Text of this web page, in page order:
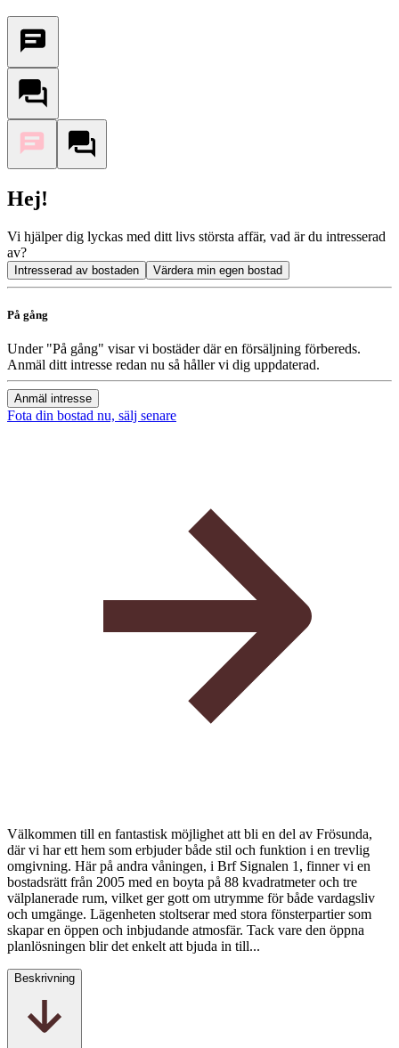
Hej!
Vi hjälper dig lyckas med ditt livs största affär, vad är du intresserad
av?
Intresserad av bostaden Värdera min egen bostad
På gång
Under "På gång" visar vi bostäder där en försäljning förbereds.
Anmäl ditt intresse redan nu så håller vi dig uppdaterad.
Anmäl intresse
Fota din bostad nu, sälj senare
Välkommen till en fantastisk möjlighet att bli en del av Frösunda,
där vi har ett hem som erbjuder både stil och funktion i en trevlig
omgivning. Här på andra våningen, i Brf Signalen 1, finner vi en
bostadsrätt från 2005 med en boyta på 88 kvadratmeter och tre
välplanerade rum, vilket ger gott om utrymme för både vardagsliv
och umgänge. Lägenheten stoltserar med stora fönsterpartier som
skapar en öppen och inbjudande atmosfär. Tack vare den öppna
planlösningen blir det enkelt att bjuda in till...
Beskrivning